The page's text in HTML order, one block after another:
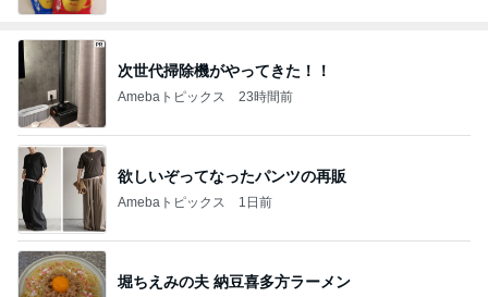
次世代掃除機がやってきた！！
Amebaトピックス 23時間前
欲しいぞってなったパンツの再販
Amebaトピックス 1日前
堀ちえみの夫 納豆喜多方ラーメン